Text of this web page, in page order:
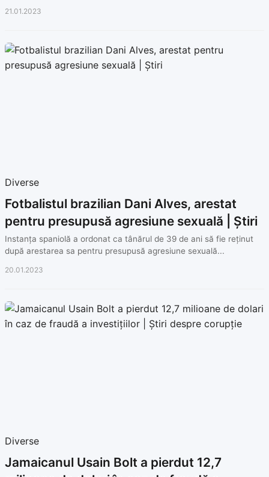
21.01.2023
Diverse
Fotbalistul brazilian Dani Alves, arestat
pentru presupusă agresiune sexuală | Știri
Instanța spaniolă a ordonat ca tânărul de 39 de ani să fie reținut
după arestarea sa pentru presupusă agresiune sexuală...
20.01.2023
Diverse
Jamaicanul Usain Bolt a pierdut 12,7